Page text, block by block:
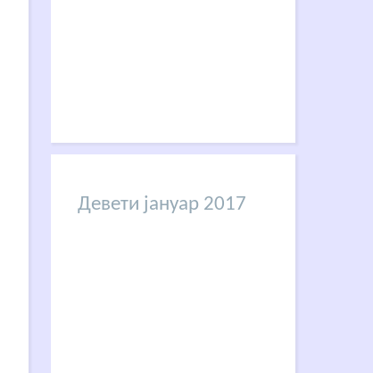
Девети јануар 2017